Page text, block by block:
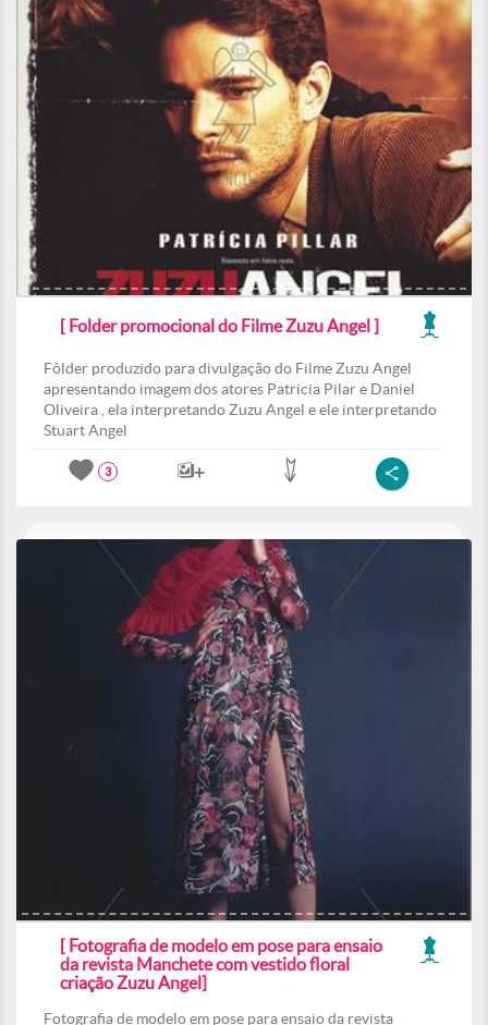
[ Folder promocional do Filme Zuzu Angel ]
Fôlder produzido para divulgação do Filme Zuzu Angel
apresentando imagem dos atores Patricia Pilar e Daniel
Oliveira , ela interpretando Zuzu Angel e ele interpretando
Stuart Angel
3
[ Fotografia de modelo em pose para ensaio
da revista Manchete com vestido floral
criação Zuzu Angel]
Fotografia de modelo em pose para ensaio da revista